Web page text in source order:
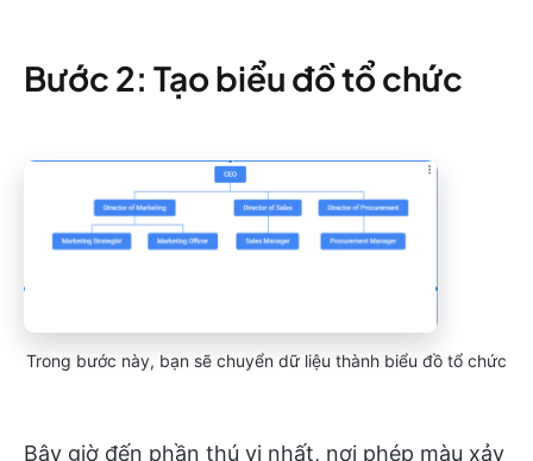
Bước 2: Tạo biểu đồ tổ chức
Trong bước này, bạn sẽ chuyển dữ liệu thành biểu đồ tổ chức
Bây giờ đến phần thú vị nhất, nơi phép màu xảy